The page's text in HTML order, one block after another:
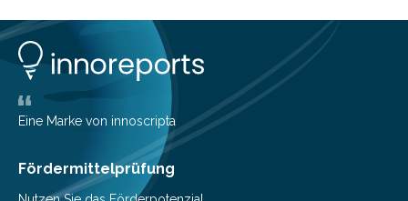
Rund vier Millionen Menschen in Deutschland leiden an
behandlungsbedürftiger Herzschwäche
(Herzinsuffizienz). Als chronische und fortschreitende
Herzerkrankung ist diese mit einer zunehmenden
Beeinträchtigung der Lebensqualität und besonders in
höherem Lebensalter mit vielen
Krankenhausaufenthalten verbunden. „Mit Hilfe digitaler
Technologien…
Eine Marke von innoscripta
Fördermittelprüfung